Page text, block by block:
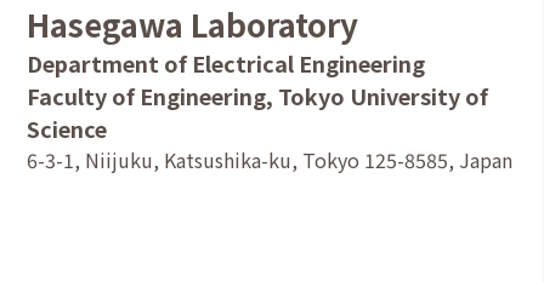
Hasegawa Laboratory
Department of Electrical Engineering
Faculty of Engineering, Tokyo University of
Science
6-3-1, Niijuku, Katsushika-ku, Tokyo 125-8585, Japan